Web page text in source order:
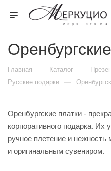
Главная — Каталог —
Русские подарки —
Оренбургские платки -
корпоративного подарка. Их
ручное плетение и
и оригинальным сувениром.